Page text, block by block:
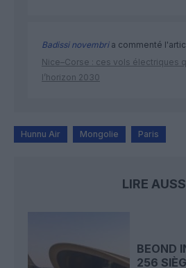
Badissi novembria commenté
Nice–Corse : ces vols électriques
l’horizon 2030
Hunnu Air Mongolie Paris
LIRE
BEOND
256